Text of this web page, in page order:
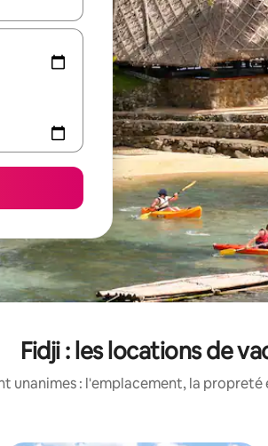
Fidji : les locations de
unanimes : l'emplacement, la